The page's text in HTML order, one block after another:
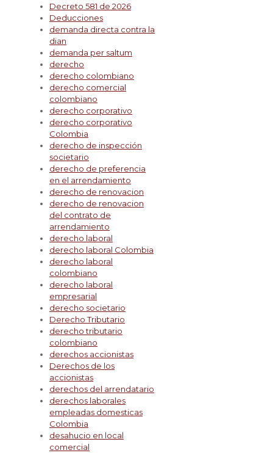
Decreto 581 de 2026
Deducciones
demanda directa contra la
dian
demanda per saltum
derecho
derecho colombiano
derecho comercial
colombiano
derecho corporativo
derecho corporativo
Colombia
derecho de inspección
societario
derecho de preferencia
en el arrendamiento
derecho de renovacion
derecho de renovacion
del contrato de
arrendamiento
derecho laboral
derecho laboral Colombia
derecho laboral
colombiano
derecho laboral
empresarial
derecho societario
Derecho Tributario
derecho tributario
colombiano
derechos accionistas
Derechos de los
accionistas
derechos del arrendatario
derechos laborales
empleadas domesticas
Colombia
desahucio en local
comercial